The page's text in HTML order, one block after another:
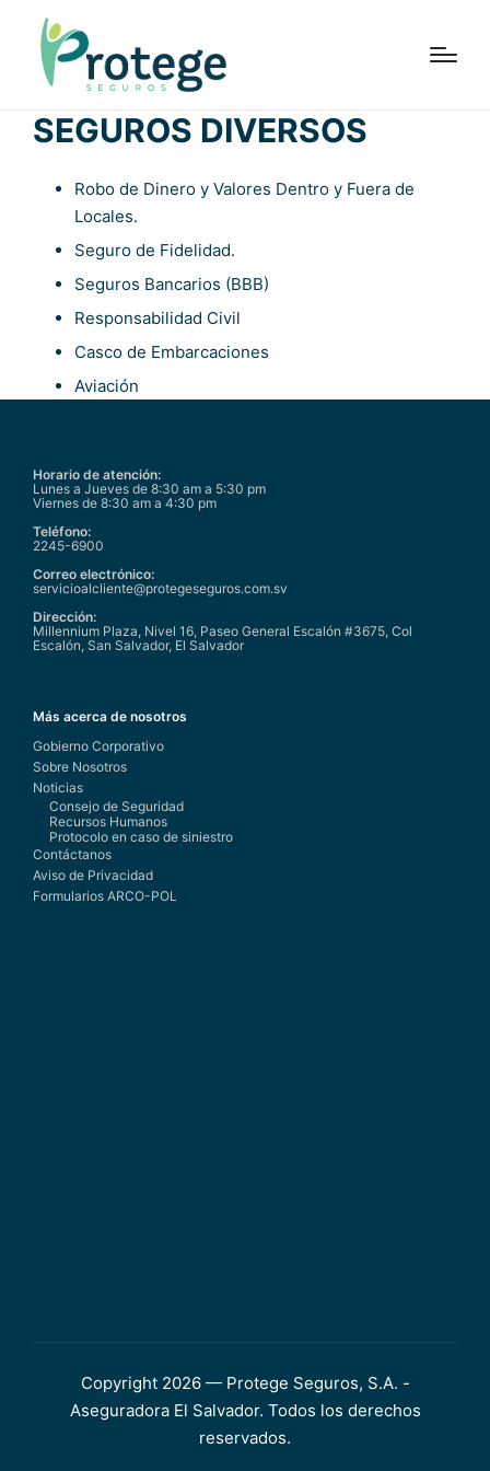
SEGUROS DIVERSOS
Robo de Dinero y Valores Dentro y Fuera de
Locales.
Seguro de Fidelidad.
Seguros Bancarios (BBB)
Responsabilidad Civil
Casco de Embarcaciones
Aviación
Horario de atención:
Lunes a Jueves de 8:30 am a 5:30 pm
Viernes de 8:30 am a 4:30 pm
Teléfono:
2245-6900
Correo electrónico:
servicioalcliente@protegeseguros.com.sv
Dirección:
Millennium Plaza, Nivel 16, Paseo General Escalón #3675, Col
Escalón, San Salvador, El Salvador
Más acerca de nosotros
Gobierno Corporativo
Sobre Nosotros
Noticias
Consejo de Seguridad
Recursos Humanos
Protocolo en caso de siniestro
Contáctanos
Aviso de Privacidad
Formularios ARCO-POL
Copyright 2026 — Protege Seguros, S.A. -
Aseguradora El Salvador. Todos los derechos
reservados.